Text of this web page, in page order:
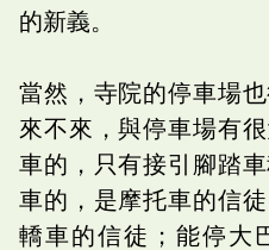
的新義。
當然，寺院的停車場
來不來，與停車場有
車的，只有接引腳踏
車的，是摩托車的信
轎車的信徒；能停大